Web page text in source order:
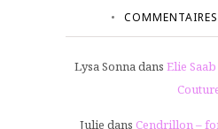
Lysa Sonnadans Elie
Julie dans Cendrillon –